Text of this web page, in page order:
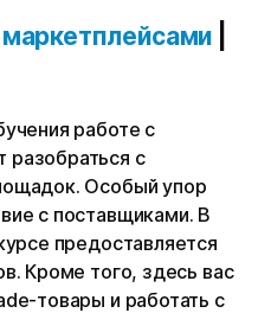
работе с
с
Особый упор
с поставщиками. В
предоставляется
Кроме того, здесь вас
товары и работать с